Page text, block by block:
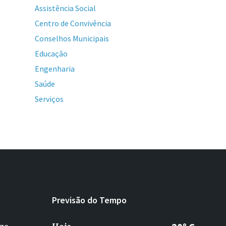
Assistência Social
Centro de Convivência
Conselhos Municipais
Educação
Engenharia
Saúde
Serviços
Previsão do Tempo